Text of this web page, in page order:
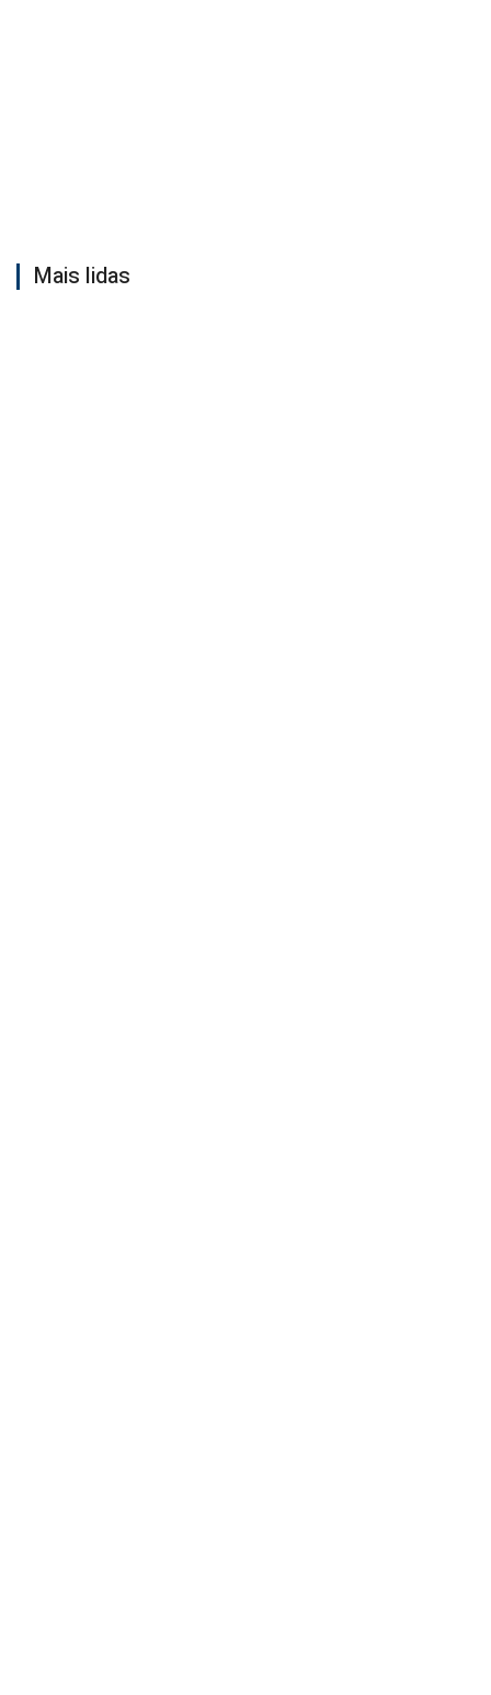
Mais lidas